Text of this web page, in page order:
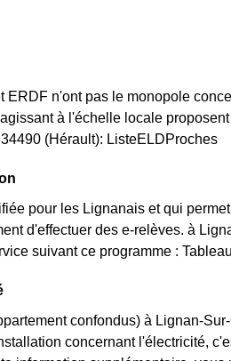
ERDF n'ont pas le monopole
à l'échelle locale
(Hérault): ListeELDProches
pour les Lignanais et qui
d'effectuer des e-relèves. à
suivant ce programme :
confondus) à Lignan-
concernant l'électricité,